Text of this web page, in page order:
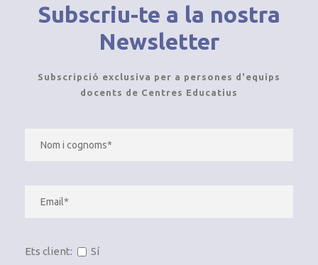
Subscriu-te a la nostra
Newsletter
Subscripció exclusiva per a persones d'equips
docents de Centres Educatius
Ets client:
Sí